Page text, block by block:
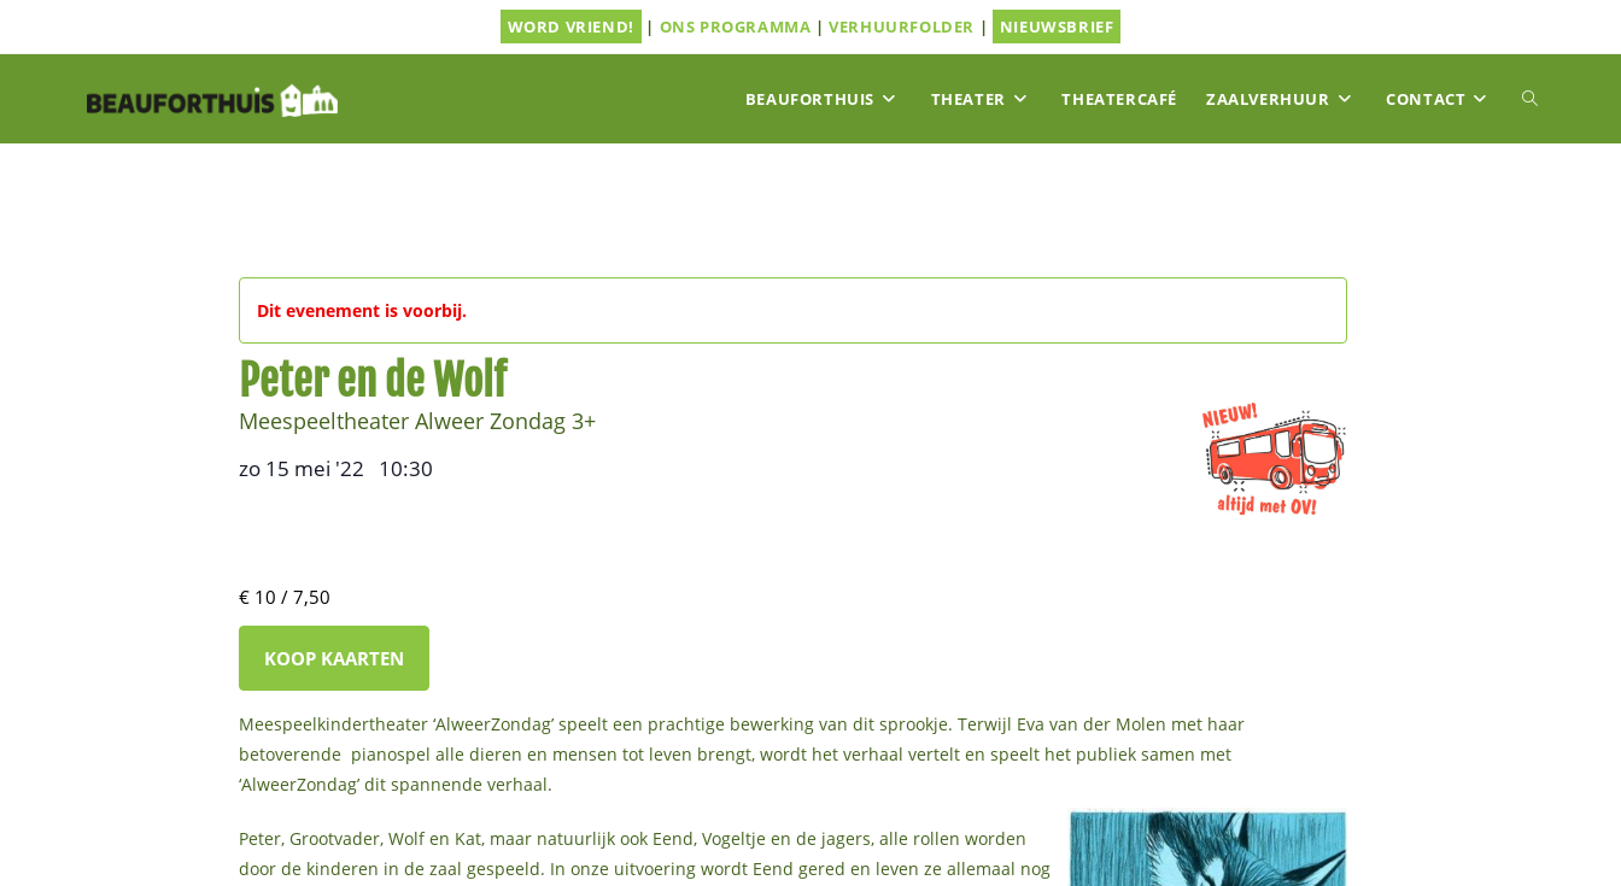
WORD VRIEND! | ONS PROGRAMMA |VERHUURFOLDER | NIEUWSBRIEF
BEAUFORTHUIS THEATER THEATERCAFÉ ZAALVERHUUR CONTACT TOGGLE
Dit evenement is voorbij.
Peter en de Wolf
Meespeeltheater Alweer Zondag 3+
zo 15 mei '22 10:30
€ 10 / 7,50
KOOP KAARTEN
Meespeelkindertheater ‘AlweerZondag’ speelt een prachtige bewerking van dit sprookje. Terwijl Eva van der Molen met haar
betoverende pianospel alle dieren en mensen tot leven brengt, wordt het verhaal vertelt en speelt het publiek samen met
‘AlweerZondag’ dit spannende verhaal.
Peter, Grootvader, Wolf en Kat, maar natuurlijk ook Eend, Vogeltje en de jagers, alle rollen worden
door de kinderen in de zaal gespeeld. In onze uitvoering wordt Eend gered en leven ze allemaal nog